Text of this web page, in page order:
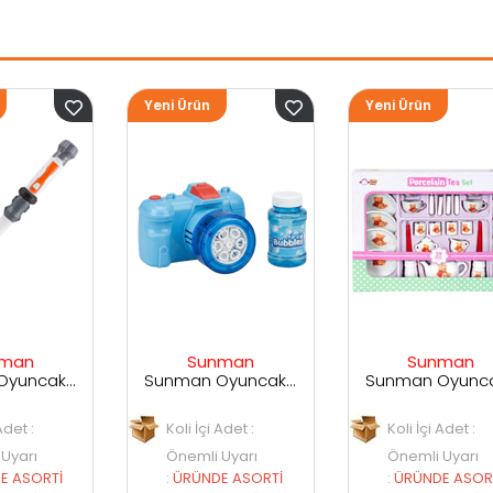
Sunman Oyuncak Kamera Temalı Balancuk Atan TAbanca
Koli İçi Adet :
Önemli Uyarı
ÜRÜNDE ASORTİ
Yeni Ürün
Sunman Oyuncak 29 Parça Porselen Seti
Koli İçi Adet :
Önemli Uyarı
ÜRÜNDE ASORTİ
Yeni Ürün